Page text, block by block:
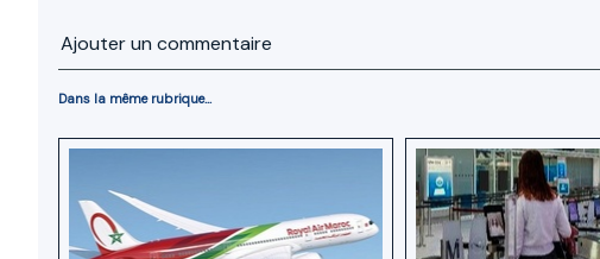
Ajouter un commentaire
Dans la même rubrique...